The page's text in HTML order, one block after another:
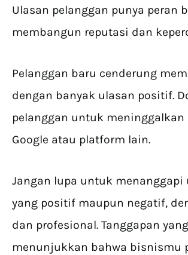
Ulasan pelanggan punya peran
membangun reputasi dan
Pelanggan baru cenderung
dengan banyak ulasan positif.
pelanggan untuk meninggalkan
Google atau platform lain.
Jangan lupa untuk menanggapi
yang positif maupun negatif,
dan profesional. Tanggapan
menunjukkan bahwa bisnismu